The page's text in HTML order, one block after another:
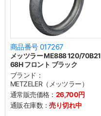
商品番号 017267
メッツラー ME888 120/70B21
68H フロント ブラック
ブランド：
METZELER（メッツラー）
通常販売価格： 26,700円
通販在庫数：売り切れ中